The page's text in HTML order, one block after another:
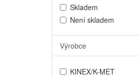
Skladem
Není skladem
Výrobce
KINEX/K-MET